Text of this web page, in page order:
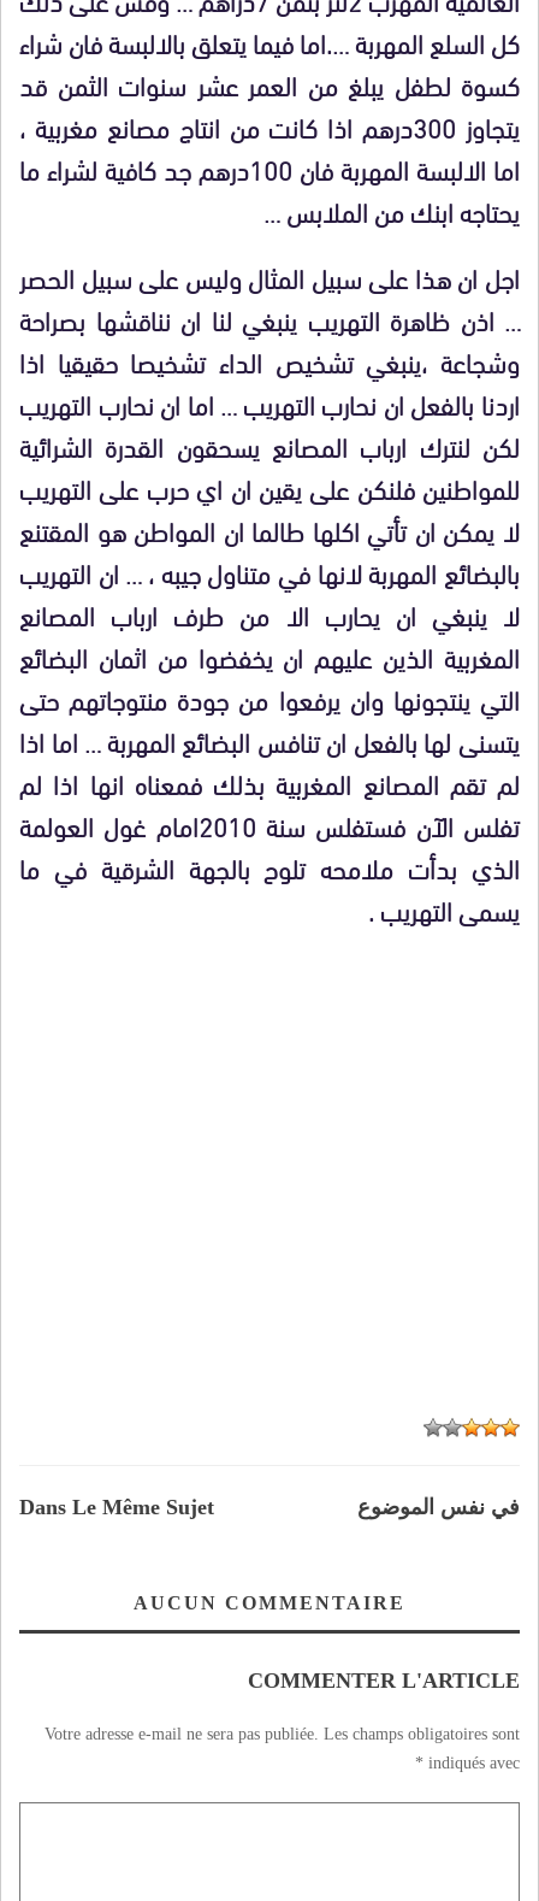
كل السلع المهربة ….اما فيما يتعلق بالالبسة فان شراء
كسوة لطفل يبلغ من العمر عشر سنوات الثمن قد
يتجاوز 300درهم اذا كانت من انتاج مصانع مغربية ،
اما الالبسة المهربة فان 100درهم جد كافية لشراء ما
يحتاجه ابنك من الملابس …
اجل ان هذا على سبيل المثال وليس على سبيل الحصر
… اذن ظاهرة التهريب ينبغي لنا ان نناقشها بصراحة
وشجاعة ،ينبغي تشخيص الداء تشخيصا حقيقيا اذا
اردنا بالفعل ان نحارب التهريب … اما ان نحارب التهريب
لكن لنترك ارباب المصانع يسحقون القدرة الشرائية
للمواطنين فلنكن على يقين ان اي حرب على التهريب
لا يمكن ان تأتي اكلها طالما ان المواطن هو المقتنع
بالبضائع المهربة لانها في متناول جيبه ، … ان التهريب
لا ينبغي ان يحارب الا من طرف ارباب المصانع
المغربية الذين عليهم ان يخفضوا من اثمان البضائع
التي ينتجونها وان يرفعوا من جودة منتوجاتهم حتى
يتسنى لها بالفعل ان تنافس البضائع المهربة … اما اذا
لم تقم المصانع المغربية بذلك فمعناه انها اذا لم
تفلس الآن فستفلس سنة 2010امام غول العولمة
الذي بدأت ملامحه تلوح بالجهة الشرقية في ما
يسمى التهريب .
Dans Le Même Sujet في نفس الموضوع
AUCUN COMMENTAIRE
COMMENTER L'ARTICLE
Votre adresse e-mail ne sera pas publiée. Les champs obligatoires sont
indiqués avec
*